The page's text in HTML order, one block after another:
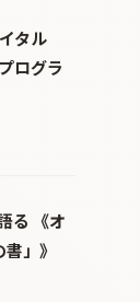
タル
ログラ
る 《オ
」》